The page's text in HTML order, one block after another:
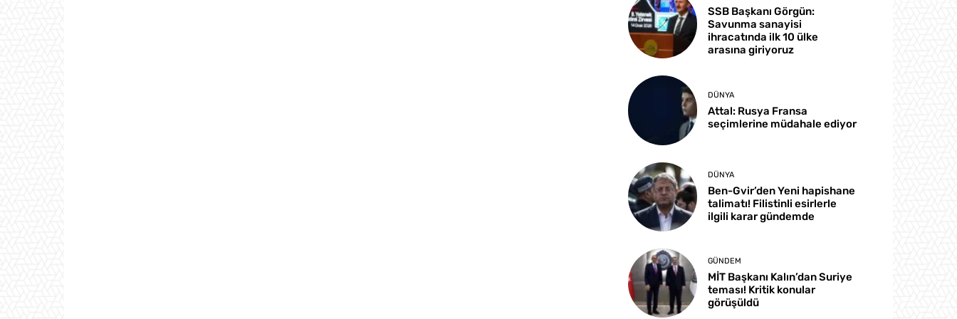
SSB Başkanı Görgün:
Savunma sanayisi
ihracatında ilk 10 ülke
arasına giriyoruz
DÜNYA
Attal: Rusya Fransa
seçimlerine müdahale ediyor
DÜNYA
Ben-Gvir’den Yeni hapishane
talimatı! Filistinli esirlerle
ilgili karar gündemde
GÜNDEM
MİT Başkanı Kalın’dan Suriye
teması! Kritik konular
görüşüldü